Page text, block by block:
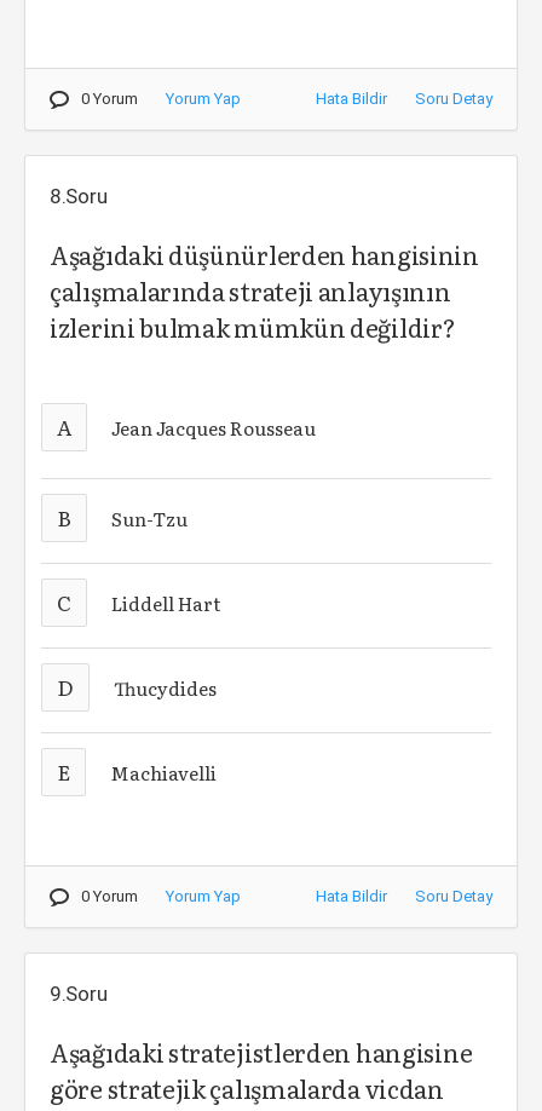
0 Yorum Yorum Yap Hata Bildir Soru Detay
8.Soru
Aşağıdaki düşünürlerden hangisinin
çalışmalarında strateji anlayışının
izlerini bulmak mümkün değildir?
A Jean Jacques Rousseau
B Sun-Tzu
C Liddell Hart
D Thucydides
E Machiavelli
0 Yorum Yorum Yap Hata Bildir Soru Detay
9.Soru
Aşağıdaki stratejistlerden hangisine
göre stratejik çalışmalarda vicdan